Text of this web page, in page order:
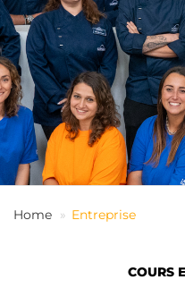
COURS
CONSEILS
CONTACTS
LOGIN
FR
Home Entreprise
COURS